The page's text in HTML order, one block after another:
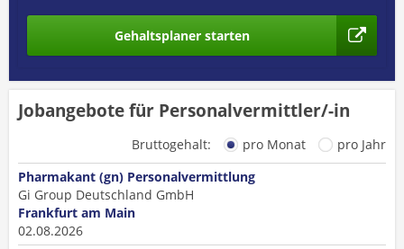
Gehaltsplaner starten
Jobangebote für Personalvermittler/-in
Bruttogehalt: pro Monat
pro Jahr
Pharmakant (gn) Personalvermittlung
Gi Group Deutschland GmbH
Frankfurt am Main
02.08.2026